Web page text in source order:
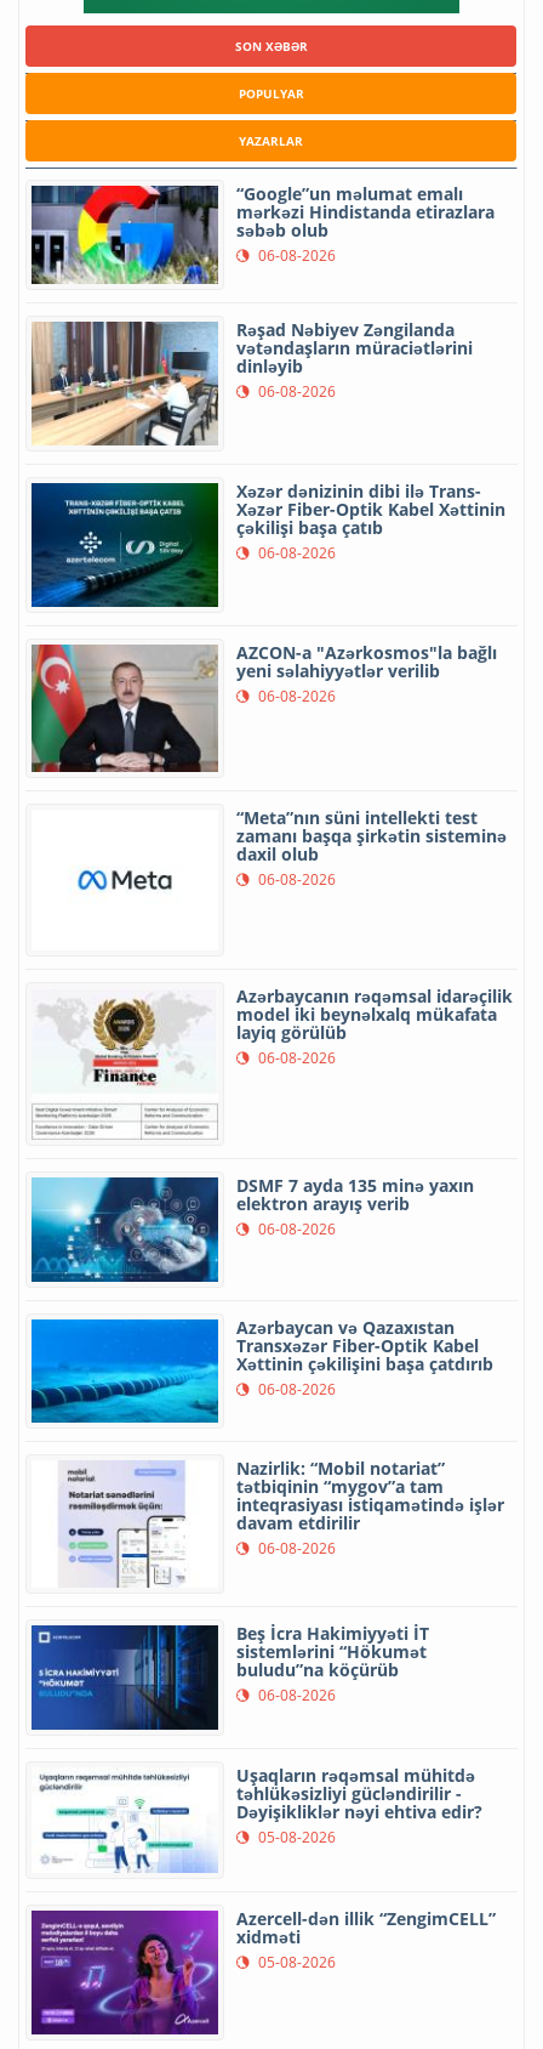
SON XƏBƏR
POPULYAR
YAZARLAR
“Google”un məlumat emalı
mərkəzi Hindistanda etirazlara
səbəb olub
06-08-2026
Rəşad Nəbiyev Zəngilanda
vətəndaşların müraciətlərini
dinləyib
06-08-2026
Xəzər dənizinin dibi ilə Trans-
Xəzər Fiber-Optik Kabel Xəttinin
çəkilişi başa çatıb
06-08-2026
AZCON-a "Azərkosmos"la bağlı
yeni səlahiyyətlər verilib
06-08-2026
“Meta”nın süni intellekti test
zamanı başqa şirkətin sisteminə
daxil olub
06-08-2026
Azərbaycanın rəqəmsal idarəçilik
model iki beynəlxalq mükafata
layiq görülüb
06-08-2026
DSMF 7 ayda 135 minə yaxın
elektron arayış verib
06-08-2026
Azərbaycan və Qazaxıstan
Transxəzər Fiber-Optik Kabel
Xəttinin çəkilişini başa çatdırıb
06-08-2026
Nazirlik: “Mobil notariat”
tətbiqinin “mygov”a tam
inteqrasiyası istiqamətində işlər
davam etdirilir
06-08-2026
Beş İcra Hakimiyyəti İT
sistemlərini “Hökumət
buludu”na köçürüb
06-08-2026
Uşaqların rəqəmsal mühitdə
təhlükəsizliyi gücləndirilir -
Dəyişikliklər nəyi ehtiva edir?
05-08-2026
Azercell-dən illik “ZengimCELL”
xidməti
05-08-2026